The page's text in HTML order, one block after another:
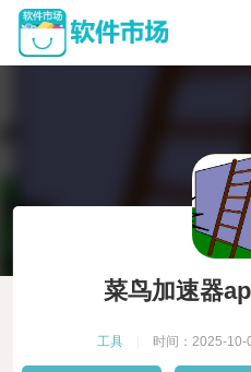
菜鸟加速器
工具 时间：2025-10-